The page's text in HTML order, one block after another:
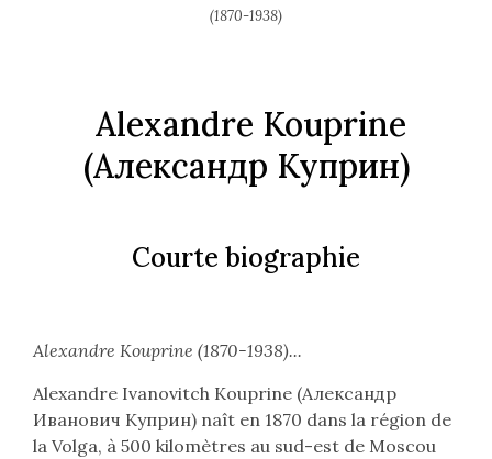
(1870-1938)
Alexandre Kouprine
(Александр Куприн)
Courte biographie
Alexandre Kouprine (1870-1938)...
Alexandre Ivanovitch Kouprine (Александр
Иванович Куприн) naît en 1870 dans la région de
la Volga, à 500 kilomètres au sud-est de Moscou